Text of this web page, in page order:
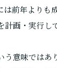
前年よりも
計画・実行
う意味では